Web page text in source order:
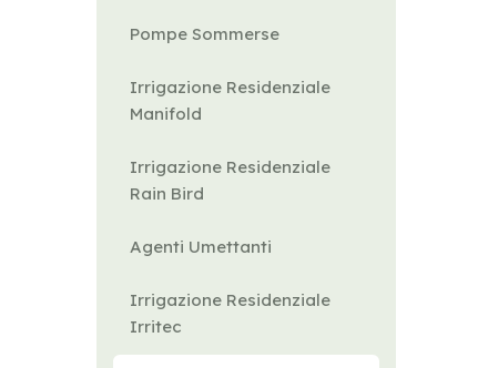
Pompe Sommerse
Irrigazione Residenziale
Manifold
Irrigazione Residenziale
Rain Bird
Agenti Umettanti
Irrigazione Residenziale
Irritec